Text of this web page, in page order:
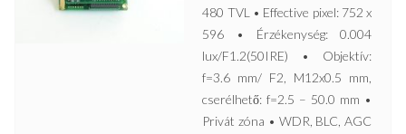
480 TVL • Effective pixel: 752 x
596 • Érzékenység: 0.004
lux/F1.2(50IRE) • Objektív:
f=3.6 mm/ F2, M12x0.5 mm,
cserélhető: f=2.5 – 50.0 mm •
Privát zóna • WDR, BLC, AGC